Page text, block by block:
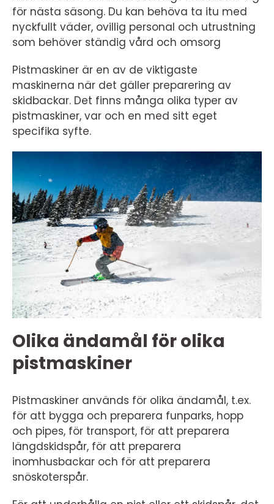
för nästa säsong. Du kan behöva ta itu med
nyckfullt väder, ovillig personal och utrustning
som behöver ständig vård och omsorg
Pistmaskiner är en av de viktigaste
maskinerna när det gäller preparering av
skidbackar. Det finns många olika typer av
pistmaskiner, var och en med sitt eget
specifika syfte.
Olika ändamål för olika
pistmaskiner
Pistmaskiner används för olika ändamål, t.ex.
för att bygga och preparera funparks, hopp
och pipes, för transport, för att preparera
längdskidspår, för att preparera
inomhusbackar och för att preparera
snöskoterspår.